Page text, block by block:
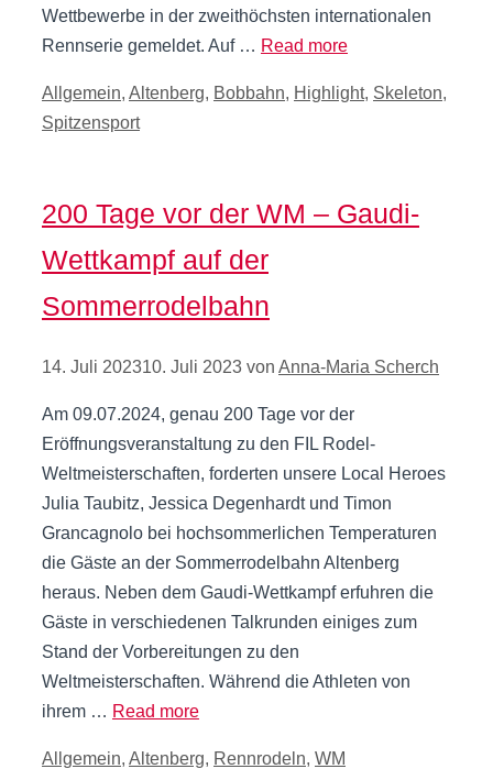
Wettbewerbe in der zweithöchsten internationalen
Rennserie gemeldet. Auf … Read more
Kategorien
Allgemein, Altenberg, Bobbahn, Highlight, Skeleton,
Spitzensport
200 Tage vor der WM – Gaudi-
Wettkampf auf der
Sommerrodelbahn
14. Juli 202310. Juli 2023 von Anna-Maria Scherch
Am 09.07.2024, genau 200 Tage vor der
Eröffnungsveranstaltung zu den FIL Rodel-
Weltmeisterschaften, forderten unsere Local Heroes
Julia Taubitz, Jessica Degenhardt und Timon
Grancagnolo bei hochsommerlichen Temperaturen
die Gäste an der Sommerrodelbahn Altenberg
heraus. Neben dem Gaudi-Wettkampf erfuhren die
Gäste in verschiedenen Talkrunden einiges zum
Stand der Vorbereitungen zu den
Weltmeisterschaften. Während die Athleten von
ihrem … Read more
Kategorien
Allgemein, Altenberg, Rennrodeln, WM